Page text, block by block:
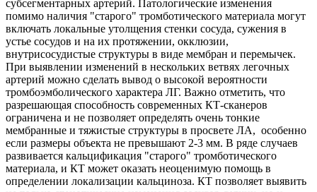
субсегментарных артерий. Патологические изменения
помимо наличия "старого" тромботического материала могут
включать локальные утолщения стенки сосуда, сужения в
устье сосудов и на их протяжении, окклюзии,
внутрисосудистые структуры в виде мембран и перемычек.
При выявлении изменений в нескольких ветвях легочных
артерий можно сделать вывод о высокой вероятности
тромбоэмболического характера ЛГ. Важно отметить, что
разрешающая способность современных КТ-сканеров
ограничена и не позволяет определять очень тонкие
мембранные и тяжистые структуры в просвете ЛА, особенно
если размеры объекта не превышают 2-3 мм. В ряде случаев
развивается кальцификация "старого" тромботического
материала, и КТ может оказать неоценимую помощь в
определении локализации кальциноза. КТ позволяет выявить